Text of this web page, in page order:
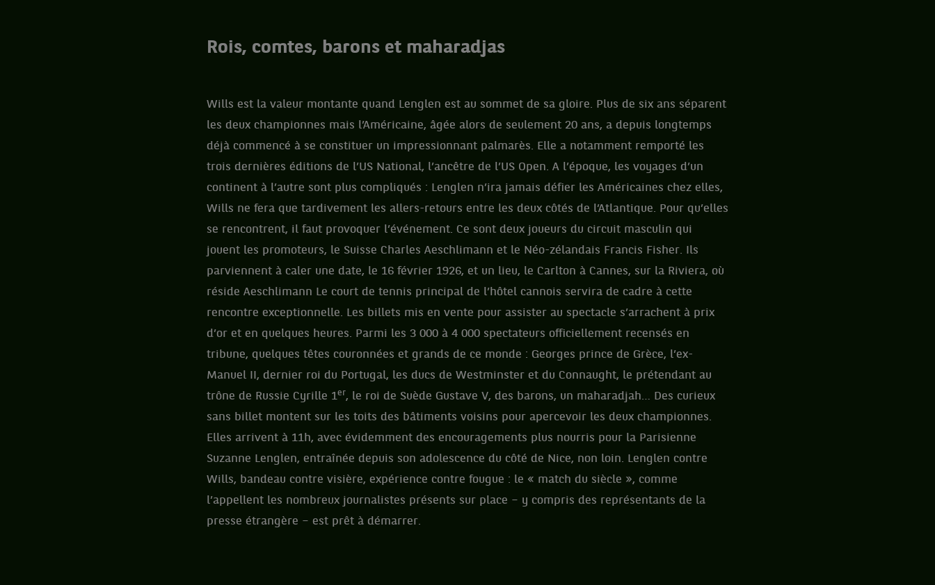
Rois, comtes, barons et maharadjas
Wills est la valeur montante quand Lenglen est au sommet de sa gloire. Plus de six ans séparent
les deux championnes mais l’Américaine, âgée alors de seulement 20 ans, a depuis longtemps
déjà commencé à se constituer un impressionnant palmarès. Elle a notamment remporté les
trois dernières éditions de l’US National, l’ancêtre de l’US Open. A l’époque, les voyages d’un
continent à l’autre sont plus compliqués : Lenglen n’ira jamais défier les Américaines chez elles,
Wills ne fera que tardivement les allers-retours entre les deux côtés de l’Atlantique. Pour qu’elles
se rencontrent, il faut provoquer l’événement. Ce sont deux joueurs du circuit masculin qui
jouent les promoteurs, le Suisse Charles Aeschlimann et le Néo-zélandais Francis Fisher. Ils
parviennent à caler une date, le 16 février 1926, et un lieu, le Carlton à Cannes, sur la Riviera, où
réside Aeschlimann Le court de tennis principal de l’hôtel cannois servira de cadre à cette
rencontre exceptionnelle. Les billets mis en vente pour assister au spectacle s’arrachent à prix
d’or et en quelques heures. Parmi les 3 000 à 4 000 spectateurs officiellement recensés en
tribune, quelques têtes couronnées et grands de ce monde : Georges prince de Grèce, l’ex-
Manuel II, dernier roi du Portugal, les ducs de Westminster et du Connaught, le prétendant au
trône de Russie Cyrille 1er, le roi de Suède Gustave V, des barons, un maharadjah… Des curieux
sans billet montent sur les toits des bâtiments voisins pour apercevoir les deux championnes.
Elles arrivent à 11h, avec évidemment des encouragements plus nourris pour la Parisienne
Suzanne Lenglen, entraînée depuis son adolescence du côté de Nice, non loin. Lenglen contre
Wills, bandeau contre visière, expérience contre fougue : le « match du siècle », comme
l’appellent les nombreux journalistes présents sur place – y compris des représentants de la
presse étrangère – est prêt à démarrer.